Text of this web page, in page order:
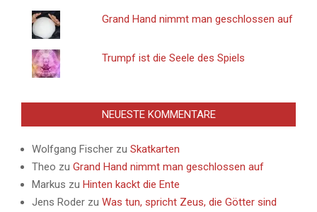
Grand Hand nimmt man geschlossen auf
Trumpf ist die Seele des Spiels
NEUESTE KOMMENTARE
Wolfgang Fischer zu Skatkarten
Theo zu Grand Hand nimmt man geschlossen auf
Markus zu Hinten kackt die Ente
Jens Roder zu Was tun, spricht Zeus, die Götter sind